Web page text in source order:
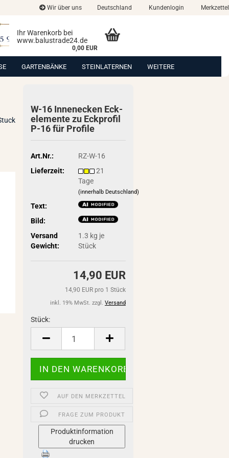
Wir über uns Deutschland Kundenlogin Merkzettel
Ihr Warenkorb bei
www.balustrade24.de
0,00 EUR
GARTENBÄNKE STEINLATERNEN WEITERE
W-16 In­nen­ecken Eck­
ele­men­te zu Eck­pro­fil
P-16 für Pro­fi­le
Art.Nr.:
RZ-W-16
Lieferzeit:
21
Tage
(innerhalb Deutschland)
Text:
Bild:
Versand
Gewicht:
1.3 kg je
Stück
14,90 EUR
14,90 EUR pro 1 Stück
inkl. 19% MwSt. zzgl. Versand
Stück:
Stück
AUF DEN MERKZETTEL
FRAGE ZUM PRODUKT
Produktinformation
drucken